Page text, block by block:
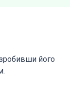
його